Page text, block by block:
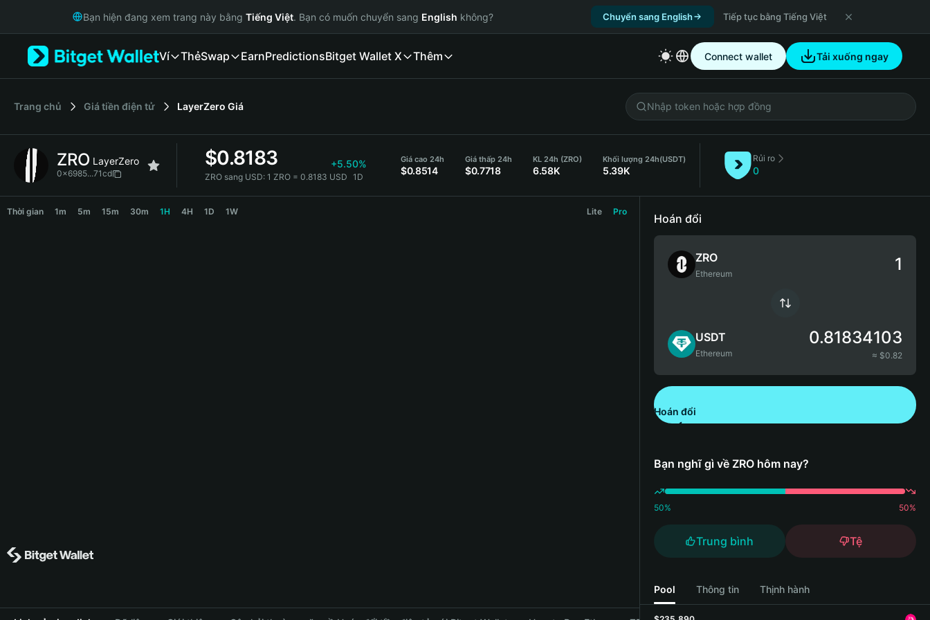
Русский
Italiano
简体中文
繁體中文
Bahasa Indonesia
Bạn hiện đang xem trang này bằng Tiếng Việt. Bạn có muốn chuyển sang English không? Chuyển sang English Tiếp tục bằng Tiếng Việt
Ví ThẻSwap EarnPredictionsBitget Wallet X Thêm Connect wallet Tải xuống ngay
‌Trang chủ Giá tiền điện tử LayerZero Giá
ZRO LayerZero
0x6985...71cd
$0.8183 +5.50%
ZRO sang USD: 1 ZRO = 0.8183 USD 1D
Giá cao 24h
$0.8514
Giá thấp 24h
$0.7718
KL 24h (ZRO)
6.58K
Khối lượng 24h(USDT)
5.39K
Rủi ro
0
ZRO Price Chart
Thời gian 1m 5m 15m 30m 1H 4H 1D 1W Lite Pro
Hoán đổi
ZRO
Ethereum
USDT
Ethereum
0.81834103
≈ $0.82
Hoán đổi
Bạn nghĩ gì về ZRO hôm nay?
50% 50%
Trung bình Tệ
Pool Thông tin Thịnh hành